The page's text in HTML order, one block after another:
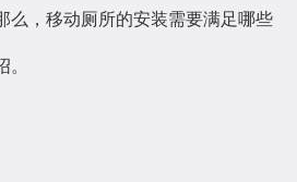
么，移动厕所的安装需要满足哪些